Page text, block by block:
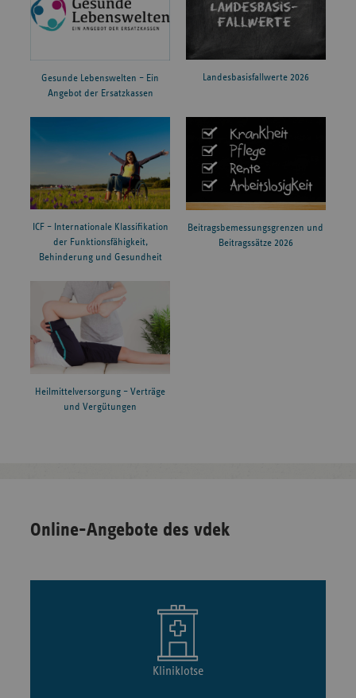
Gesunde Lebenswelten – Ein
Angebot der Ersatzkassen
Landesbasisfallwerte 2026
ICF – Internationale Klassifikation
der Funktionsfähigkeit,
Behinderung und Gesundheit
Beitragsbemessungsgrenzen und
Beitragssätze 2026
Heilmittelversorgung – Verträge
und Vergütungen
Online-Angebote des vdek
Kliniklotse